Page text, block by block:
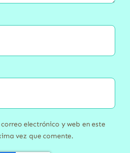
electrónico y web en este
vez que comente.